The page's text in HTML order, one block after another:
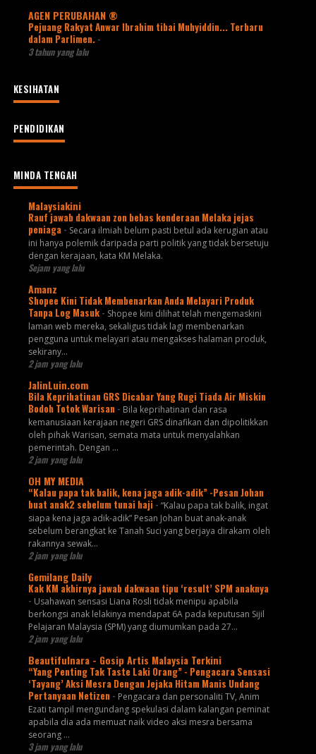
AGEN PERUBAHAN ®
Pejuang Rakyat Anwar Ibrahim tibai Muhyiddin... Terbaru
dalam Parlimen. -
3 tahun yang lalu
KESIHATAN
PENDIDIKAN
MINDA TENGAH
Malaysiakini
Rauf jawab dakwaan zon bebas kenderaan Melaka jejas
peniaga - Secara ilmiah belum pasti betul ada kerugian atau
ini hanya polemik daripada parti politik yang tidak bersetuju
dengan kerajaan, kata KM Melaka.
Sejam yang lalu
Amanz
Shopee Kini Tidak Membenarkan Anda Melayari Produk
Tanpa Log Masuk - Shopee kini dilihat telah mengemaskini
laman web mereka, sekaligus tidak lagi membenarkan
pengguna untuk melayari atau mengakses halaman produk,
sekirany...
2 jam yang lalu
JalinLuin.com
Bila Keprihatinan GRS Dicabar Yang Rugi Tiada Air Miskin
Bodoh Totok Warisan - Bila keprihatinan dan rasa
kemanusiaan kerajaan negeri GRS dinafikan dan dipolitikkan
oleh pihak Warisan, semata mata untuk menyalahkan
pemerintah. Dengan ...
2 jam yang lalu
OH MY MEDIA
“Kalau papa tak balik, kena jaga adik-adik” -Pesan Johan
buat anak2 sebelum tunai haji - “Kalau papa tak balik, ingat
siapa kena jaga adik-adik” Pesan Johan buat anak-anak
sebelum berangkat ke Tanah Suci yang berjaya dirakam oleh
rakannya sewak...
2 jam yang lalu
Gemilang Daily
Kak KM akhirnya jawab dakwaan tipu ‘result’ SPM anaknya
- Usahawan sensasi Liana Rosli tidak menipu apabila
berkongsi anak lelakinya mendapat 6A pada keputusan Sijil
Pelajaran Malaysia (SPM) yang diumumkan pada 27...
2 jam yang lalu
Beautifulnara - Gosip Artis Malaysia Terkini
“Yang Penting Tak Taste Laki Orang” - Pengacara Sensasi
‘Tayang’ Aksi Mesra Dengan Jejaka Hitam Manis Undang
Pertanyaan Netizen - Pengacara dan personaliti TV, Anim
Ezati tampil mengundang spekulasi dalam kalangan peminat
apabila dia ada memuat naik video aksi mesra bersama
seorang ...
3 jam yang lalu